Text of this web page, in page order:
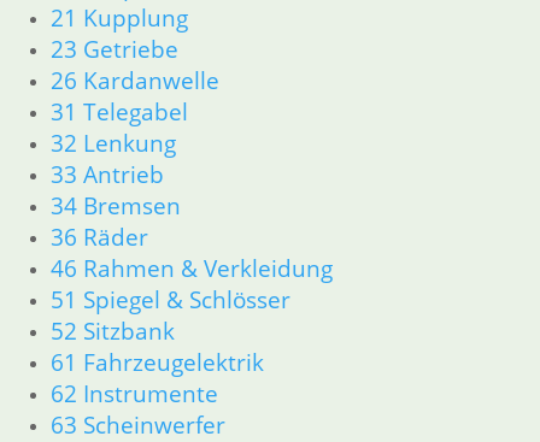
21 Kupplung
23 Getriebe
26 Kardanwelle
31 Telegabel
32 Lenkung
33 Antrieb
34 Bremsen
36 Räder
46 Rahmen & Verkleidung
51 Spiegel & Schlösser
52 Sitzbank
61 Fahrzeugelektrik
62 Instrumente
63 Scheinwerfer
18 Auspuff
21 Kupplung
23 Getriebe
31 Telegabel
32 Lenkung
33 Antrieb
34 Bremsen
36 Räder
46 Rahmen Verkleidung R25/3
51 Spiegel & Schlösser
61 Fahrzeugelektrik
62 Instrumente
63 Scheinwerfer
R26 & R27
11 Motor
Dichtungen